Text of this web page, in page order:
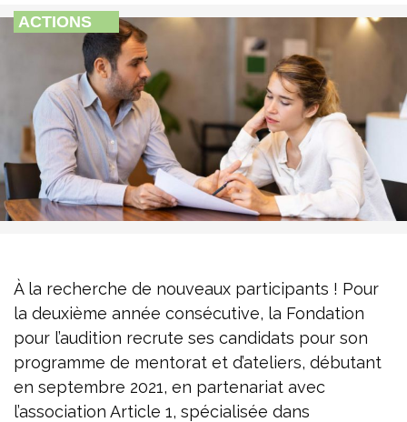
ACTIONS
À la recherche de nouveaux participants ! Pour
la deuxième année consécutive, la Fondation
pour l’audition recrute ses candidats pour son
programme de mentorat et d’ateliers, débutant
en septembre 2021, en partenariat avec
l’association Article 1, spécialisée dans